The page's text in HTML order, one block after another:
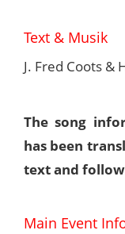
Text & Musik
J. Fred Coots &
The song
has been
text and
Main Event